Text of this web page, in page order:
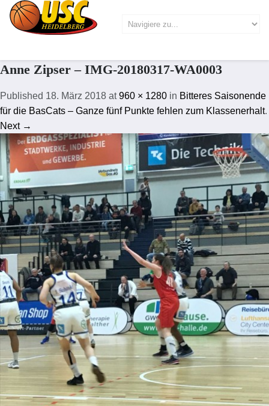
Anne Zipser – IMG-20180317-WA0003
Published 18. März 2018 at960 × 1280 in Bitteres Saisonende
für die BasCats – Ganze fünf Punkte fehlen zum Klassenerhalt.
Next →